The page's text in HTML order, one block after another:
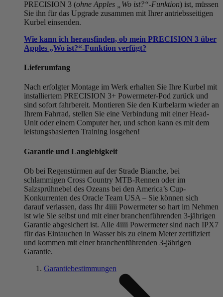
PRECISION 3 (ohne Apples „Wo ist?“-Funktion) ist, müssen
Sie ihn für das Upgrade zusammen mit Ihrer antriebsseitigen
Kurbel einsenden.
Wie kann ich herausfinden, ob mein PRECISION 3 über
Apples „Wo ist?“-Funktion verfügt?
Lieferumfang
Nach erfolgter Montage im Werk erhalten Sie Ihre Kurbel mit
installiertem PRECISION 3+ Powermeter-Pod zurück und
sind sofort fahrbereit. Montieren Sie den Kurbelarm wieder an
Ihrem Fahrrad, stellen Sie eine Verbindung mit einer Head-
Unit oder einem Computer her, und schon kann es mit dem
leistungsbasierten Training losgehen!
Garantie und Langlebigkeit
Ob bei Regenstürmen auf der Strade Bianche, bei
schlammigen Cross Country MTB-Rennen oder im
Salzsprühnebel des Ozeans bei den America’s Cup-
Konkurrenten des Oracle Team USA – Sie können sich
darauf verlassen, dass Ihr 4iiii Powermeter so hart im Nehmen
ist wie Sie selbst und mit einer branchenführenden 3-jährigen
Garantie abgesichert ist. Alle 4iiii Powermeter sind nach IPX7
für das Eintauchen in Wasser bis zu einem Meter zertifiziert
und kommen mit einer branchenführenden 3-jährigen
Garantie.
Garantiebestimmungen